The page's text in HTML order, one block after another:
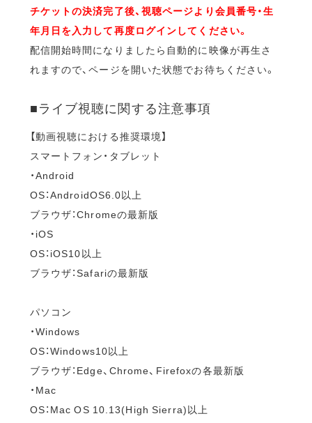
チケットの決済完了後、視聴ページより会員番号・生
年月日を入力して再度ログインしてください。
配信開始時間になりましたら自動的に映像が再生さ
れますので、ページを開いた状態でお待ちください。
■ライブ視聴に関する注意事項
【動画視聴における推奨環境】
スマートフォン・タブレット
・Android
OS：AndroidOS6.0以上
ブラウザ：Chromeの最新版
・iOS
OS：iOS10以上
ブラウザ：Safariの最新版
パソコン
・Windows
OS：Windows10以上
ブラウザ：Edge、Chrome、Firefoxの各最新版
・Mac
OS：Mac OS 10.13(High Sierra)以上